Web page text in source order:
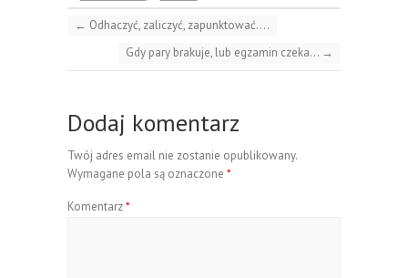
← Odhaczyć, zaliczyć, zapunktować….
Gdy pary brakuje, lub egzamin czeka… →
Dodaj komentarz
Twój adres email nie zostanie opublikowany.
Wymagane pola są oznaczone *
Komentarz*